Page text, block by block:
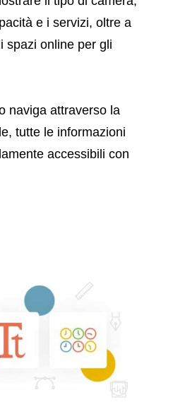
e i servizi, oltre a
spazi online per gli
naviga attraverso la
tutte le informazioni
accessibili con